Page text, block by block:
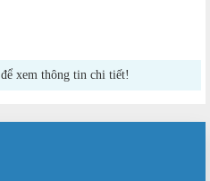
để xem thông tin chi tiết!